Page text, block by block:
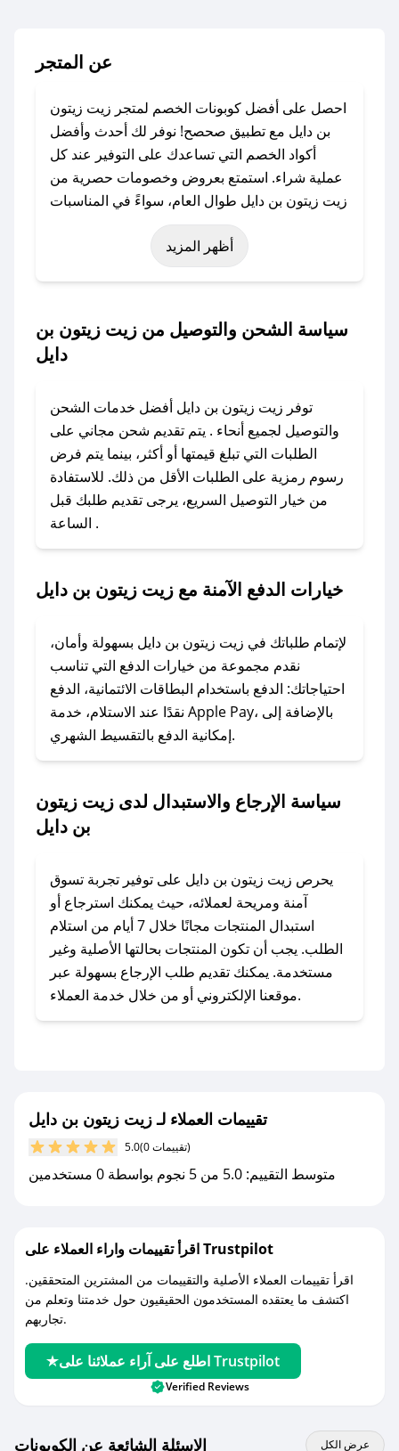
عن المتجر
احصل على أفضل كوبونات الخصم لمتجر زيت زيتون
بن دايل مع تطبيق صحصح! نوفر لك أحدث وأفضل
أكواد الخصم التي تساعدك على التوفير عند كل
عملية شراء. استمتع بعروض وخصومات حصرية من
زيت زيتون بن دايل طوال العام، سواءً في المناسبات
مثل عيد الفطر، عيد الأضحى، الجمعة البيضاء (شهر
نوفمبر)، رمضان، اليوم الوطني، يوم التأسيس، أو
حتى عروض خاصة أخرى.
دايل؟
باستخدام تطبيق صحصح، يمكنك العثور بسهولة على
الكوبون، تواصل معنا عبر تويتر أو البريد الإلكتروني
لإضافته بسرعة.
### كيفية استخدام كود خصم زيت زيتون بن دايل؟
1. انسخ كود الخصم من تطبيق صحصح.
2. الصقه في خانة الدفع عند التسوق من زيت زيتون
بن دايل.
### ماذا أفعل إذا لم يعمل كود الخصم؟
الرسائل الخاصة على تويتر أو البريد الإلكتروني،
وسنقوم بحل المشكلة في أسرع وقت ممكن.
### ماذا أفعل إذا لم أجد كود خصم لمتجري
المفضل؟
في حال عدم توفر كوبونات لمتجرك المفضل، يمكنك
أسرع وقت ممكن.
زيت زيتون بن دايل؟
للحصول على كوبونات وخصومات حصرية، قم بما
يلي:
في تطبيق صحصح.
- تابع حسابنا الرسمي على تويتر وقم بتفعيل زر
أظهر المزيد
سياسة الشحن والتوصيل من زيت زيتون بن
دايل
توفر زيت زيتون بن دايل أفضل خدمات الشحن
والتوصيل لجميع أنحاء . يتم تقديم شحن مجاني على
الطلبات التي تبلغ قيمتها أو أكثر، بينما يتم فرض
رسوم رمزية على الطلبات الأقل من ذلك. للاستفادة
من خيار التوصيل السريع، يرجى تقديم طلبك قبل
الساعة .
خيارات الدفع الآمنة مع زيت زيتون بن دايل
لإتمام طلباتك في زيت زيتون بن دايل بسهولة وأمان،
نقدم مجموعة من خيارات الدفع التي تناسب
احتياجاتك: الدفع باستخدام البطاقات الائتمانية، الدفع
نقدًا عند الاستلام، خدمة Apple Pay، بالإضافة إلى
إمكانية الدفع بالتقسيط الشهري.
سياسة الإرجاع والاستبدال لدى زيت زيتون
بن دايل
يحرص زيت زيتون بن دايل على توفير تجربة تسوق
آمنة ومريحة لعملائه، حيث يمكنك استرجاع أو
استبدال المنتجات مجانًا خلال 7 أيام من استلام
الطلب. يجب أن تكون المنتجات بحالتها الأصلية وغير
مستخدمة. يمكنك تقديم طلب الإرجاع بسهولة عبر
موقعنا الإلكتروني أو من خلال خدمة العملاء.
تقييمات العملاء لـ زيت زيتون بن دايل
5.0 (0 تقييمات)
متوسط التقييم: 5.0 من 5 نجوم بواسطة 0 مستخدمين
اقرأ تقييمات واراء العملاء على Trustpilot
اقرأ تقييمات العملاء الأصلية والتقييمات من المشترين المتحققين.
اكتشف ما يعتقده المستخدمون الحقيقيون حول خدمتنا وتعلم من
تجاربهم.
اطلع على آراء عملائنا على Trustpilot
Verified Reviews
الاسئلة الشائعة عن الكوبونات عرض الكل